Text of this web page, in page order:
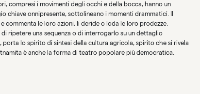
compresi i movimenti degli occhi e della bocca, hanno un
onnipresente, sottolineano i momenti drammatici. Il
le loro azioni, li deride o loda le loro prodezze.
ripetere una sequenza o di interrogarlo su un dettaglio
porta lo spirito di sintesi della cultura agricola, spirito che si rivela
è anche la forma di teatro popolare più democratica.